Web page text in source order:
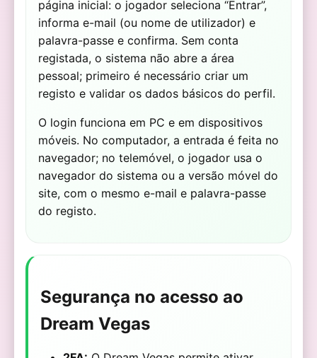
página inicial: o jogador seleciona “Entrar”,
informa e-mail (ou nome de utilizador) e
palavra-passe e confirma. Sem conta
registada, o sistema não abre a área
pessoal; primeiro é necessário criar um
registo e validar os dados básicos do perfil.
O login funciona em PC e em dispositivos
móveis. No computador, a entrada é feita no
navegador; no telemóvel, o jogador usa o
navegador do sistema ou a versão móvel do
site, com o mesmo e-mail e palavra-passe
do registo.
Segurança no acesso ao
Dream Vegas